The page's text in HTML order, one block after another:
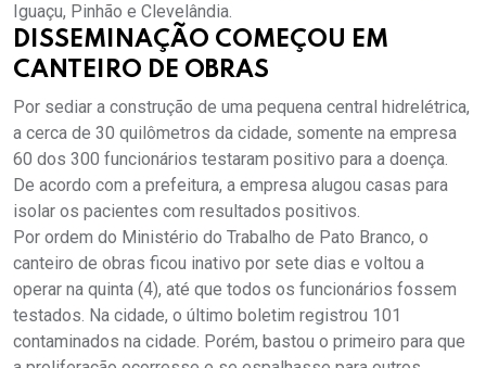
Iguaçu, Pinhão e Clevelândia.
DISSEMINAÇÃO COMEÇOU EM
CANTEIRO DE OBRAS
Por sediar a construção de uma pequena central hidrelétrica,
a cerca de 30 quilômetros da cidade, somente na empresa
60 dos 300 funcionários testaram positivo para a doença.
De acordo com a prefeitura, a empresa alugou casas para
isolar os pacientes com resultados positivos.
Por ordem do Ministério do Trabalho de Pato Branco, o
canteiro de obras ficou inativo por sete dias e voltou a
operar na quinta (4), até que todos os funcionários fossem
testados. Na cidade, o último boletim registrou 101
contaminados na cidade. Porém, bastou o primeiro para que